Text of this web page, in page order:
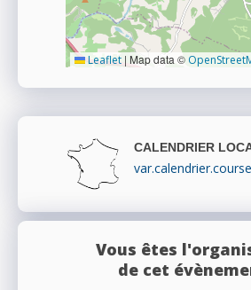
Leaflet | Map data ©
CALENDRIER
Vous êtes
de cet